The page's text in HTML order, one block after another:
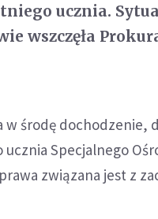
ucznia.
wszczęła
w środę dochodzenie,
Specjalnego
związana jest z